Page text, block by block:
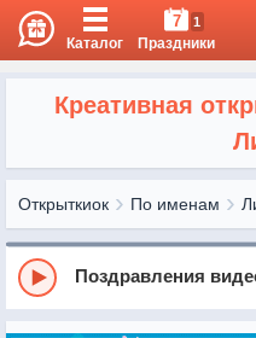
Каталог
7 1
Праздники
Креативная
Открыткиок По именам
Поздравления